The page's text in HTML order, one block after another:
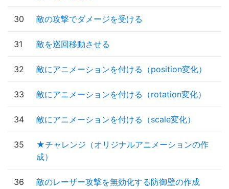
30 敵の攻撃でダメージを受ける
31 敵を巡回移動させる
32 敵にアニメーションを付ける（position変化）
33 敵にアニメーションを付ける（rotation変化）
34 敵にアニメーションを付ける（scale変化）
35
★チャレンジ（オリジナルアニメーションの作
成）
36 敵のレーザー攻撃を無効化する防御壁の作成